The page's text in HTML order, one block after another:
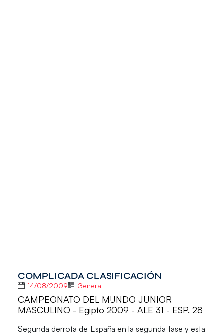
COMPLICADA CLASIFICACIÓN
14/08/2009 General
CAMPEONATO DEL MUNDO JUNIOR
MASCULINO - Egipto 2009 - ALE 31 - ESP. 28
Segunda derrota de España en la segunda fase y esta